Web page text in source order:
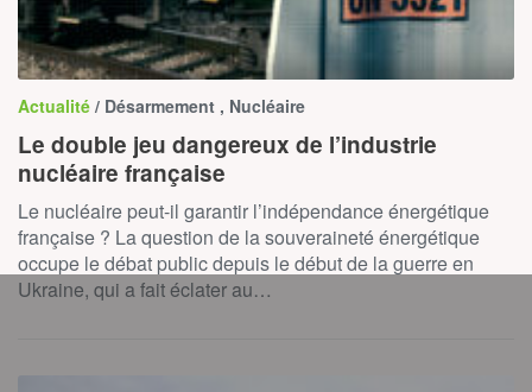
Actualité / Désarmement , Nucléaire
Le double jeu dangereux de l’industrie
nucléaire française
Le nucléaire peut-il garantir l’indépendance énergétique
française ? La question de la souveraineté énergétique
occupe le débat public depuis le début de la guerre en
Ukraine, qui a fait éclater au…